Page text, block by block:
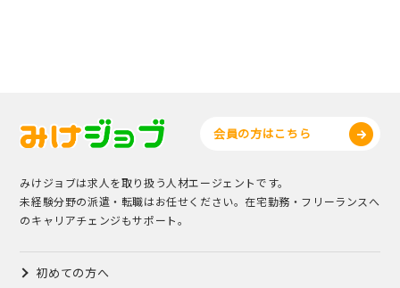
会員の方はこちら
みけジョブは求人を取り扱う人材エージェントです。
未経験分野の派遣・転職はお任せください。在宅勤務・フリーランスへ
のキャリアチェンジもサポート。
初めての方へ